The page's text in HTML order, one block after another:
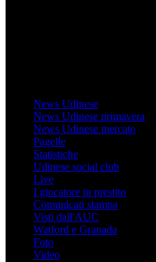
News Udinese
News Udinese primavera
News Udinese mercato
Pagelle
Statistiche
Udinese social club
Live
I giocatore in prestito
Comunicati stampa
Visti dall'AUC
Watford e Granada
Foto
Video